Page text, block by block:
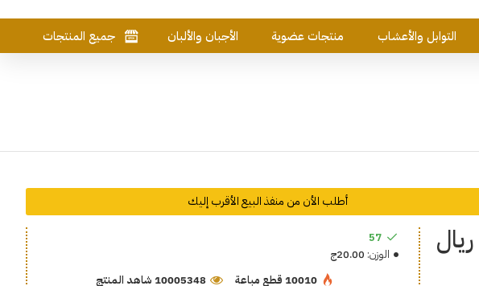
التوابل والأعشاب منتجات عضوية الأجبان والألبان جميع المنتجات
أطلب الأن من منفذ البيع الأقرب إليك
57
الوزن: 20.00ج
10010 قطع مباعة
10005348 شاهد المنتج